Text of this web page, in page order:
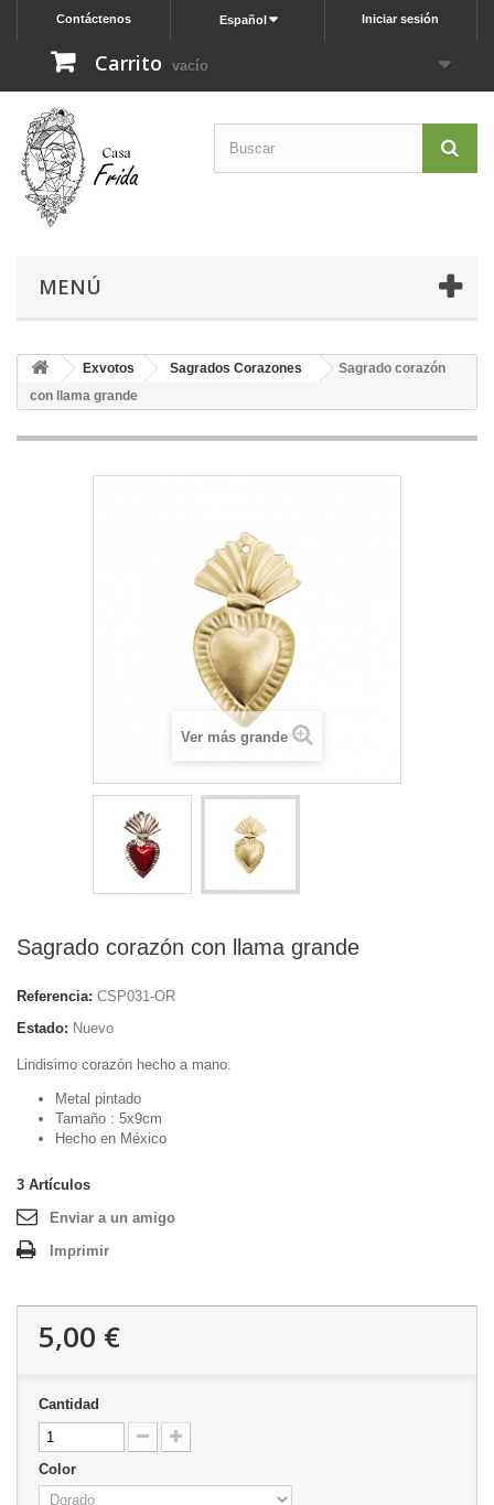
Iniciar sesión
Español
Contáctenos
Carrito vacío
MENÚ
Exvotos Sagrados Corazones
Sagrado corazón
con llama grande
Ver más grande
Sagrado corazón con llama grande
Referencia: CSP031-OR
Estado: Nuevo
Lindisimo corazón hecho a mano.
Metal pintado
Tamaño : 5x9cm
Hecho en México
3 Artículos
Enviar a un amigo
Imprimir
5,00 €
Cantidad
Color